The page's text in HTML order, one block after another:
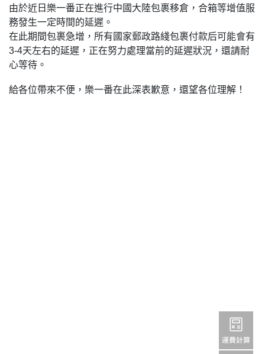
由於近日樂一番正在進行中國大陸包裹移倉，合箱等增值服
務發生一定時間的延遲。
在此期間包裹急增，所有國家郵政路綫包裹付款后可能會有
3-4天左右的延遲，正在努力處理當前的延遲狀況，還請耐
心等待。
給各位帶來不便，樂一番在此深表歉意，還望各位理解！